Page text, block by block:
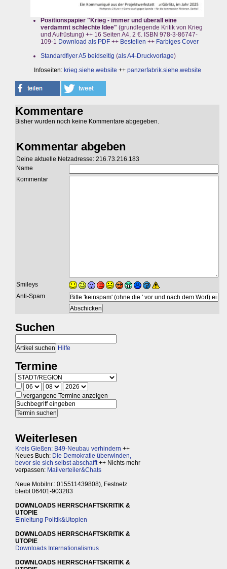
Positionspapier "Krieg - immer und überall eine
verdammt schlechte Idee" (grundlegende Kritik von Krieg
und Aufrüstung) ++ 16 Seiten A4, 2 €. ISBN 978-3-86747-
109-1 Download als PDF ++ Bestellen ++ Farbiges Cover
Standardflyer A5 beidseitig (als A4-Druckvorlage)
Infoseiten: krieg.siehe.website ++ panzerfabrik.siehe.website
Kommentare
Bisher wurden noch keine Kommentare abgegeben.
Kommentar abgeben
Deine aktuelle Netzadresse: 216.73.216.183
Name
Kommentar
Smileys
Anti-Spam
Suchen
Hilfe
Termine
vergangene Termine anzeigen
Weiterlesen
Kreis Gießen: B49-Neubau verhindern ++
Neues Buch: Die Demokratie überwinden,
bevor sie sich selbst abschafft++ Nichts mehr
verpassen: Mailverteiler&Chats
Neue Mobilnr.: 015511439808), Festnetz
bleibt 06401-903283
DOWNLOADS HERRSCHAFTSKRITIK &
UTOPIE
Einleitung Politik&Utopien
DOWNLOADS HERRSCHAFTSKRITIK &
UTOPIE
Downloads Internationalismus
DOWNLOADS HERRSCHAFTSKRITIK &